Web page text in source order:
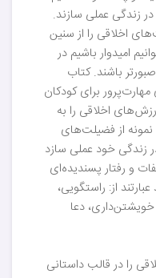
در زندگی عملی سازند.
اخلاقی را از سنین
امیدوار باشیم در
صبورتر باشند. کتاب
برای کودکان
اخلاقی را به
نمونه از فضیلت‌های
زندگی خود عملی سازد
و رفتار پسندیده‌ای
از: راستگویی،
دعا
را در قالب داستانی